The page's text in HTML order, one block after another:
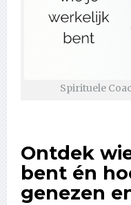
Spirituele
Ontdek
bent én
genezen